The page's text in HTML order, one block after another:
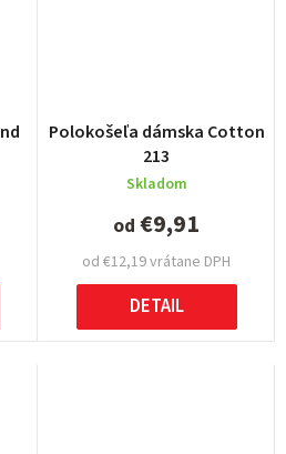
Polokošeľa dámska Cotton
213
Skladom
od €12,19 vrátane DPH
od €9,91
DETAIL